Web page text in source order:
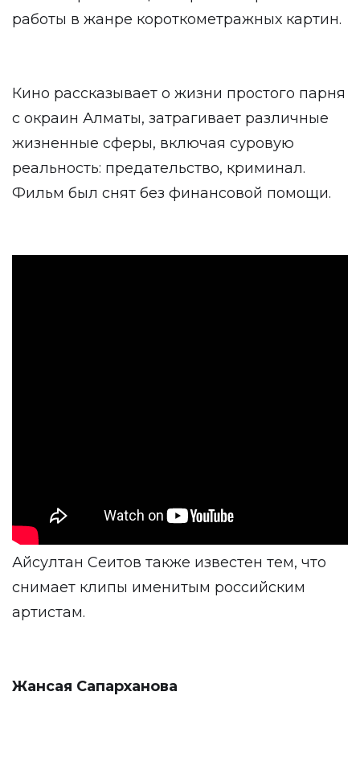
работы в жанре короткометражных картин.
Кино рассказывает о жизни простого парня
с окраин Алматы, затрагивает различные
жизненные сферы, включая суровую
реальность: предательство, криминал.
Фильм был снят без финансовой помощи.
Айсултан Сеитов также известен тем, что
снимает клипы именитым российским
артистам.
Жансая Сапарханова